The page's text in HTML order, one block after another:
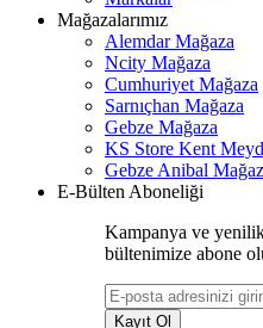
Mağazalarımız
Alemdar Mağaza
Ncity Mağaza
Cumhuriyet Mağaza
Sarnıçhan Mağaza
Gebze Mağaza
KS Store Kent
Gebze Anibal
E-Bülten Aboneliği
Kampanya ve
bültenimize abone
Kayıt Ol